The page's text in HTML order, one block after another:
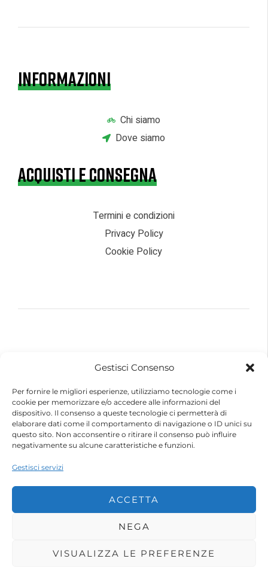
Gestisci Consenso
Per fornire le migliori esperienze, utilizziamo tecnologie come i
cookie per memorizzare e/o accedere alle informazioni del
dispositivo. Il consenso a queste tecnologie ci permetterà di
elaborare dati come il comportamento di navigazione o ID unici su
questo sito. Non acconsentire o ritirare il consenso può influire
negativamente su alcune caratteristiche e funzioni.
Gestisci servizi
ACCETTA
NEGA
VISUALIZZA LE PREFERENZE
INFORMAZIONI
Chi siamo
Dove siamo
ACQUISTI E CONSEGNA
Termini e condizioni
Privacy Policy
Cookie Policy
Sede Legale: Via Argine Polcevera, 16D Scala A
CAP 16161 Genova (GE)
Capitale Sociale € 600.000,00 (i.v.)
Registro Imprese di Genova
Codice Fiscale e Partita IVA – 10483110010
R.E.A. Genova n. 459084